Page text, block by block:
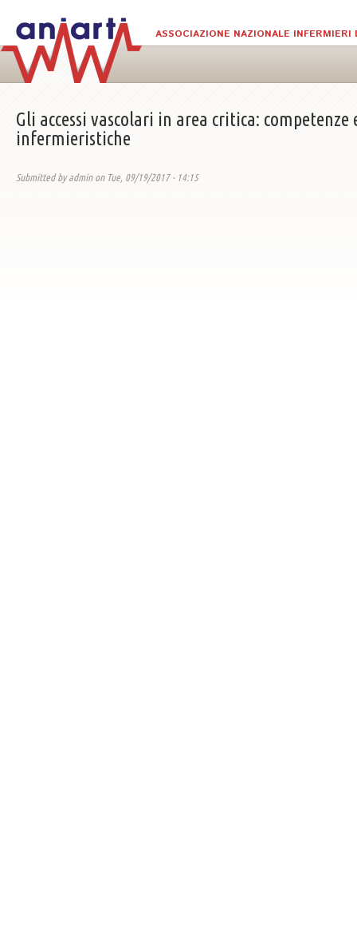
ASSOCIAZIONE NAZIONALE INFERMIERI
Gli accessi vascolari in area critica:
infermieristiche
Submitted byadminon Tue, 09/19/2017 - 14:15